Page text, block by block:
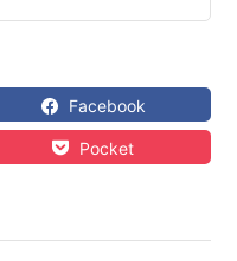
Facebook
Pocket